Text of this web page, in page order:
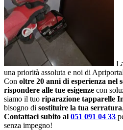
una priorità assoluta e noi di
Con oltre 20 anni di esperienza nel
rispondere alle tue esigenze con
siamo il tuo riparazione tapparelle
bisogno di sostituire la tua serratura
Contattaci subito al 051 091 04 33
senza impegno!